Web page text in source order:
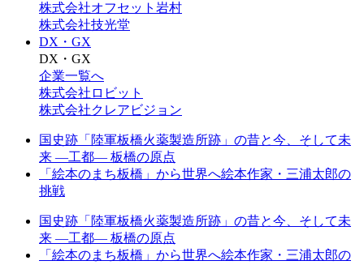
株式会社オフセット岩村
株式会社技光堂
DX・GX
DX・GX
企業一覧へ
株式会社ロビット
株式会社クレアビジョン
国史跡「陸軍板橋火薬製造所跡」の昔と今、そして未
来 —工都— 板橋の原点
「絵本のまち板橋」から世界へ絵本作家・三浦太郎の
挑戦
国史跡「陸軍板橋火薬製造所跡」の昔と今、そして未
来 —工都— 板橋の原点
「絵本のまち板橋」から世界へ絵本作家・三浦太郎の